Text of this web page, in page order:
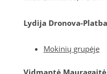
Lydija Dronova-
Mokinių grupėje
Vidmantė